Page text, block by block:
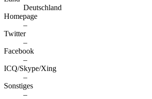
Deutschland
Homepage
–
Twitter
–
Facebook
–
ICQ/Skype/Xing
–
Sonstiges
–